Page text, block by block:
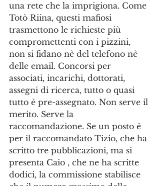
una rete che la imprigiona. Come
Totò Riina, questi mafiosi
trasmettono le richieste più
compromettenti con i pizzini,
non si fidano nè del telefono nè
delle email. Concorsi per
associati, incarichi, dottorati,
assegni di ricerca, tutto o quasi
tutto è pre-assegnato. Non serve il
merito. Serve la
raccomandazione. Se un posto è
per il raccomandato Tizio, che ha
scritto tre pubblicazioni, ma si
presenta Caio , che ne ha scritte
dodici, la commissione stabilisce